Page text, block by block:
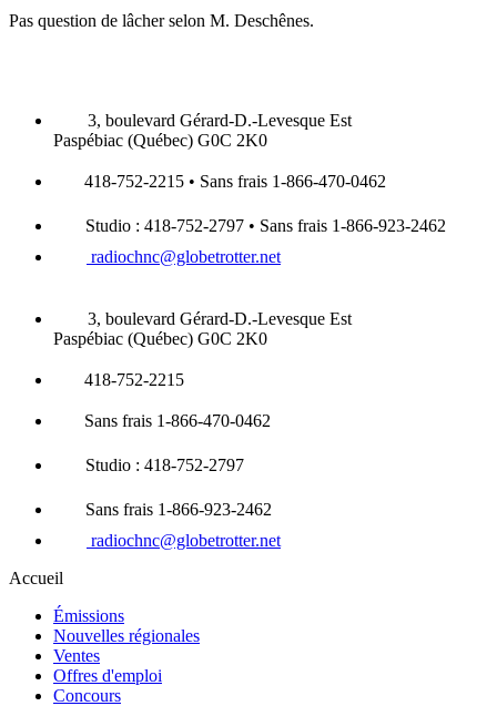
Pas question de lâcher selon M. Deschênes.
3, boulevard Gérard-D.-Levesque Est
Paspébiac (Québec) G0C 2K0
418-752-2215 • Sans frais 1-866-470-0462
Studio : 418-752-2797 • Sans frais 1-866-923-2462
radiochnc@globetrotter.net
3, boulevard Gérard-D.-Levesque Est
Paspébiac (Québec) G0C 2K0
418-752-2215
Sans frais 1-866-470-0462
Studio : 418-752-2797
Sans frais 1-866-923-2462
radiochnc@globetrotter.net
Accueil
Émissions
Nouvelles régionales
Ventes
Offres d'emploi
Concours